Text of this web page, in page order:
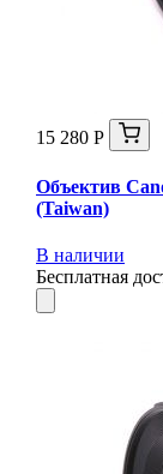
15 280 Р
Объектив
(Taiwan)
В наличии
Бесплатная